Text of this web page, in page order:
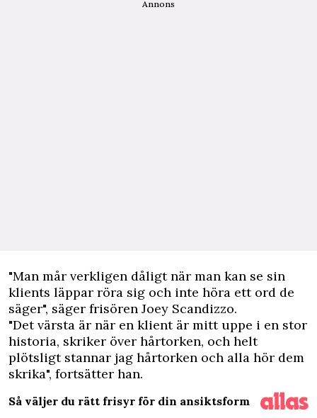
Annons
"Man mår verkligen dåligt när man kan se sin
klients läppar röra sig och inte höra ett ord de
säger", säger frisören Joey Scandizzo.
"Det värsta är när en klient är mitt uppe i en stor
historia, skriker över hårtorken, och helt
plötsligt stannar jag hårtorken och alla hör dem
skrika", fortsätter han.
Så väljer du rätt frisyr för din ansiktsform